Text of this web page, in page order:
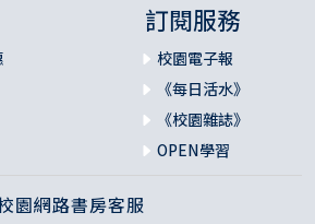
訂閱服務
校園電子報
《每日活水》
《校園雜誌》
OPEN學習
園網路書房客服